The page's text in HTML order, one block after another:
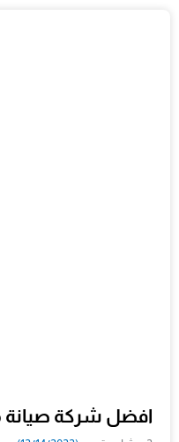
افضل شركة صيانة